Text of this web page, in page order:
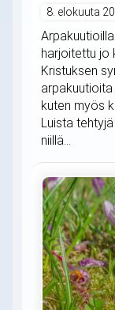
8. elokuuta
harjoitettu jo
Kristuksen
kuten myös
Luista
niillä...